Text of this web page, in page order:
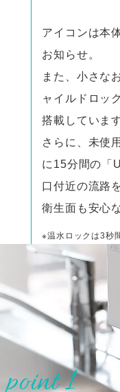
アイコンは本
お知らせ。
また、小さな
ャイルドロッ
搭載しています
さらに、未使
に15分間の「
口付近の流路
衛生面も安心
※温水ロックは3秒
point 1